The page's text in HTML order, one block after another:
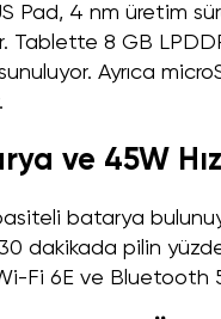
Pad, 4 nm üretim
Tablette 8 GB
Ayrıca
ve 45W
batarya
dakikada pilin
Fi 6E ve Bluetooth